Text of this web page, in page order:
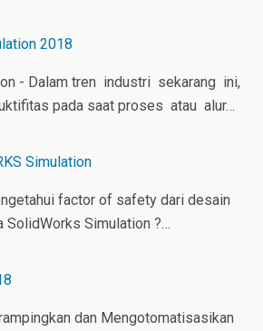
2018
- Dalam tren industri sekarang ini,
pada saat proses atau alur…
Simulation
factor of safety dari desain
SolidWorks Simulation ?…
dan Mengotomatisasikan